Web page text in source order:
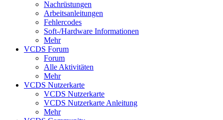
Nachrüstungen
Arbeitsanleitungen
Fehlercodes
Soft-/Hardware Informationen
Mehr
VCDS Forum
Forum
Alle Aktivitäten
Mehr
VCDS Nutzerkarte
VCDS Nutzerkarte
VCDS Nutzerkarte Anleitung
Mehr